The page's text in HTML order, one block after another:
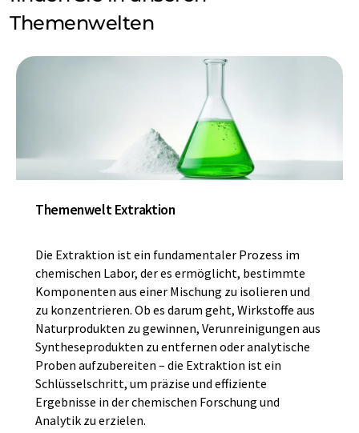
Themenwelten
Themenwelt Extraktion
Die Extraktion ist ein fundamentaler Prozess im
chemischen Labor, der es ermöglicht, bestimmte
Komponenten aus einer Mischung zu isolieren und
zu konzentrieren. Ob es darum geht, Wirkstoffe aus
Naturprodukten zu gewinnen, Verunreinigungen aus
Syntheseprodukten zu entfernen oder analytische
Proben aufzubereiten – die Extraktion ist ein
Schlüsselschritt, um präzise und effiziente
Ergebnisse in der chemischen Forschung und
Analytik zu erzielen.